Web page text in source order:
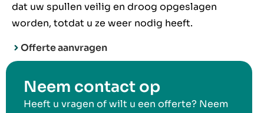
dat uw spullen veilig en droog opgeslagen
worden, totdat u ze weer nodig heeft.
Offerte aanvragen
Neem contact op
Heeft u vragen of wilt u een offerte? Neem